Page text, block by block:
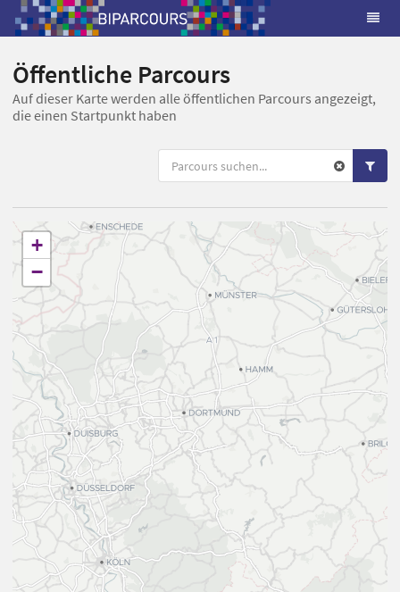
Öffentliche Parcours
Auf dieser Karte werden alle öffentlichen Parcours angezeigt,
die einen Startpunkt haben
+
−